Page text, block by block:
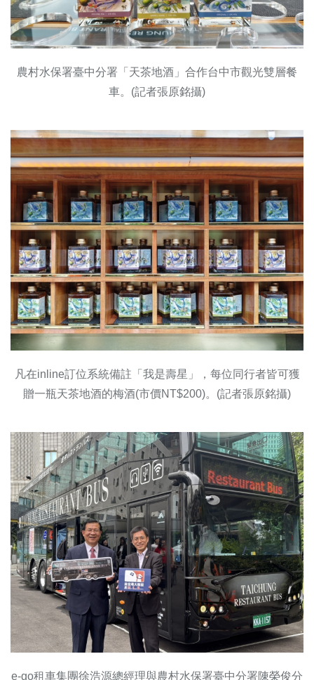
農村水保署臺中分署「天茶地酒」合作台中市觀光雙層餐
車。(記者張原銘攝)
凡在inline訂位系統備註「我是壽星」，每位同行者皆可獲
贈一瓶天茶地酒的梅酒(市價NT$200)。(記者張原銘攝)
e-go租車集團徐浩源總經理與農村水保署臺中分署陳榮俊分